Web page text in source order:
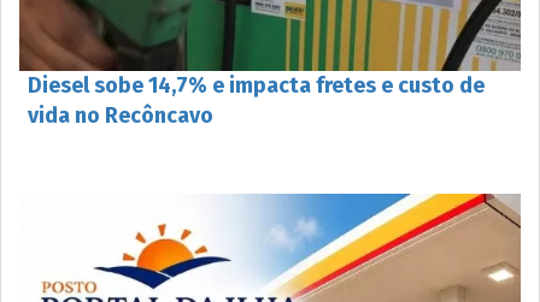
Diesel sobe 14,7% e impacta fretes e custo de
vida no Recôncavo